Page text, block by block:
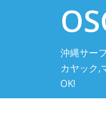
沖縄サー
カヤック,
OK!